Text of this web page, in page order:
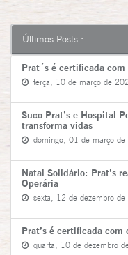
Últimos Posts :
Prat´s é certificada com
terça, 10 de março de
Suco Prat’s e Hospital
transforma vidas
domingo, 01 de março
Natal Solidário: Prat’s
Operária
sexta, 12 de dezembro
Prat’s é certificada
quarta, 10 de dezembro